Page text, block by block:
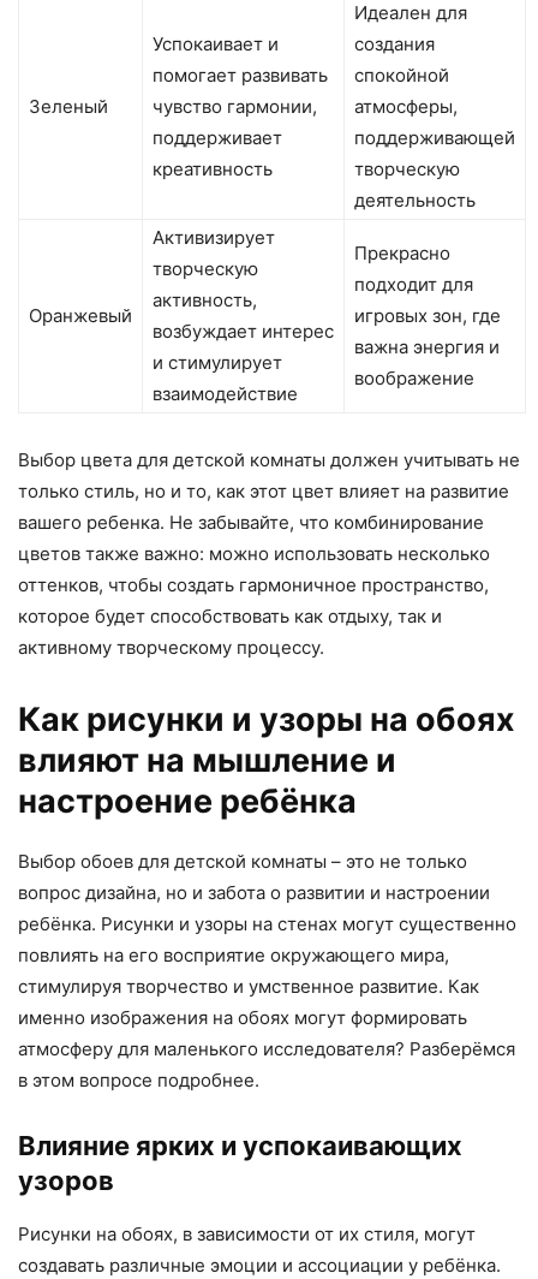
Зеленый
Успокаивает и
помогает развивать
чувство гармонии,
поддерживает
креативность
Идеален для
создания
спокойной
атмосферы,
поддерживающей
творческую
деятельность
Оранжевый
Активизирует
творческую
активность,
возбуждает интерес
и стимулирует
взаимодействие
Прекрасно
подходит для
игровых зон, где
важна энергия и
воображение
Выбор цвета для детской комнаты должен учитывать не
только стиль, но и то, как этот цвет влияет на развитие
вашего ребенка. Не забывайте, что комбинирование
цветов также важно: можно использовать несколько
оттенков, чтобы создать гармоничное пространство,
которое будет способствовать как отдыху, так и
активному творческому процессу.
Как рисунки и узоры на обоях
влияют на мышление и
настроение ребёнка
Выбор обоев для детской комнаты – это не только
вопрос дизайна, но и забота о развитии и настроении
ребёнка. Рисунки и узоры на стенах могут существенно
повлиять на его восприятие окружающего мира,
стимулируя творчество и умственное развитие. Как
именно изображения на обоях могут формировать
атмосферу для маленького исследователя? Разберёмся
в этом вопросе подробнее.
Влияние ярких и успокаивающих
узоров
Рисунки на обоях, в зависимости от их стиля, могут
создавать различные эмоции и ассоциации у ребёнка.